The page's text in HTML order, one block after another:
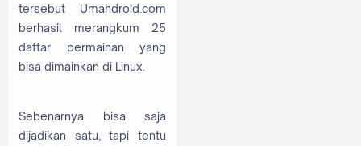
tersebut Umahdroid.com
berhasil merangkum 25
daftar permainan yang
bisa dimainkan di Linux.
Sebenarnya bisa saja
dijadikan satu, tapi tentu